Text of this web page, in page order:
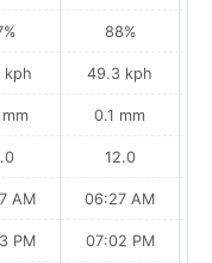
kph
AM
PM
88%
49.3 kph
0.1 mm
12.0
06:27 AM
07:02 PM